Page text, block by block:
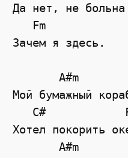
Да нет, не
   Fm
Зачем я здесь.
       A#m
Мой бумажный
C#
Хотел покорить
       A#m